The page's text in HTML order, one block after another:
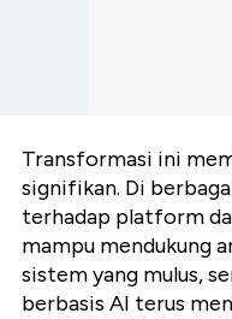
Transformasi ini
signifikan. Di
terhadap platform
mampu mendukung
sistem yang mulus,
berbasis AI terus